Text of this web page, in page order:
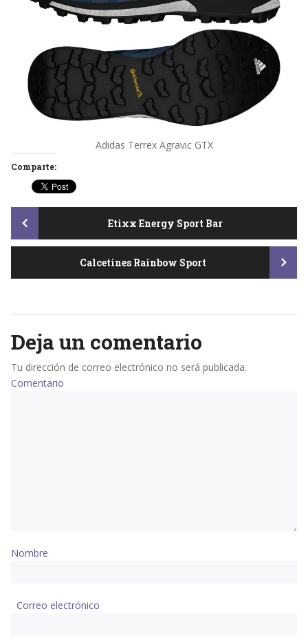
Adidas Terrex Agravic GTX
Comparte:
Post
navigation
Etixx Energy Sport Bar
Calcetines Rainbow Sport
Deja un comentario
Tu dirección de correo electrónico no será publicada.
Comentario
Nombre
Correo electrónico